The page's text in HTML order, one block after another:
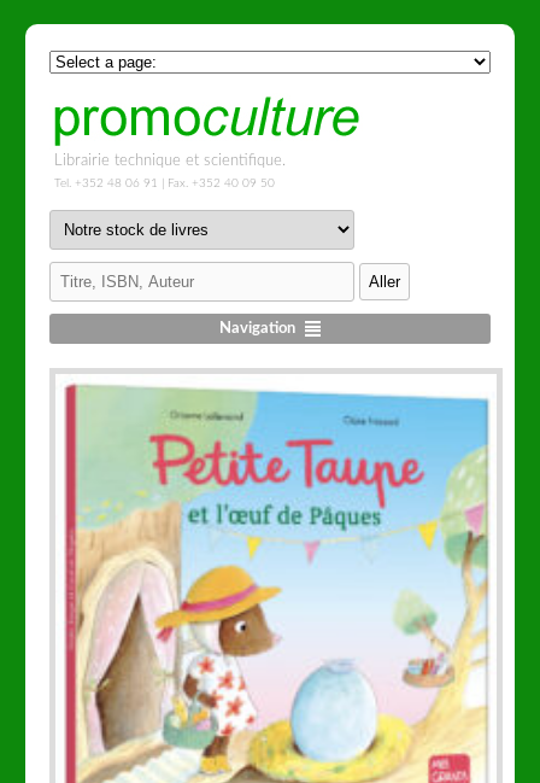
Librairie technique et scientifique.
Tel. +352 48 06 91 | Fax. +352 40 09 50
Navigation